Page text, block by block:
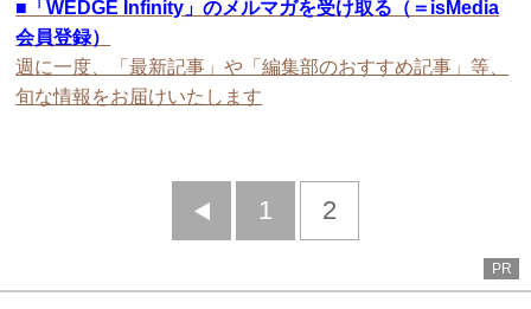
■ 「WEDGE Infinity」のメルマガを受け取る（＝isMedia
会員登録）
週に一度、「最新記事」や「編集部のおすすめ記事」等、
旬な情報をお届けいたします
前
1 2
PR